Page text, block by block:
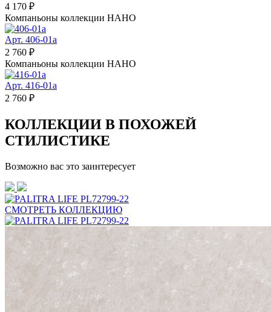
4 170 ₽
Компаньоны коллекции НАНО
Арт. 406-01a
2 760 ₽
Компаньоны коллекции НАНО
Арт. 416-01a
2 760 ₽
КОЛЛЕКЦИИ В ПОХОЖЕЙ
СТИЛИСТИКЕ
Возможно вас это заинтересует
СМОТРЕТЬ КОЛЛЕКЦИЮ